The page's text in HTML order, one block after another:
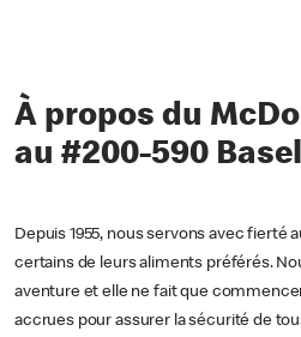
À propos du
au #200-590
Depuis 1955, nous servons avec fierté
certains de leurs aliments préférés.
aventure et elle ne fait que
accrues pour assurer la sécurité de